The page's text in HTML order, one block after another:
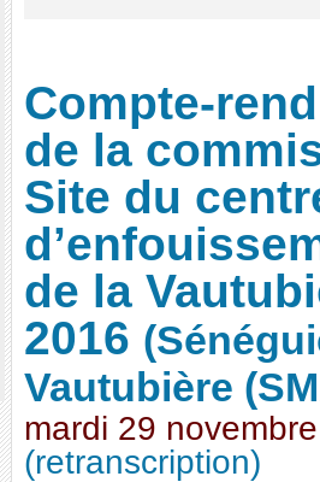
Compte-
de la
Site du
de la
2016
Vautubière
mardi 29
(retranscription)